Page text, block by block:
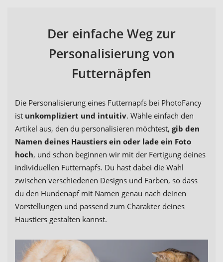
Der einfache Weg zur
Personalisierung von
Futternäpfen
Die Personalisierung eines Futternapfs bei PhotoFancy
ist unkompliziert und intuitiv. Wähle einfach den
Artikel aus, den du personalisieren möchtest, gib den
Namen deines Haustiers ein oder lade ein Foto
hoch, und schon beginnen wir mit der Fertigung deines
individuellen Futternapfs. Du hast dabei die Wahl
zwischen verschiedenen Designs und Farben, so dass
du den Hundenapf mit Namen genau nach deinen
Vorstellungen und passend zum Charakter deines
Haustiers gestalten kannst.